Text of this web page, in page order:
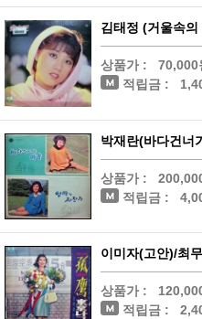
김태정 (거울속
상품가 :
70,000
적립금 :
박재란(바다건너
상품가 :
적립금 :
이미자(고안)/최
상품가 :
적립금 :